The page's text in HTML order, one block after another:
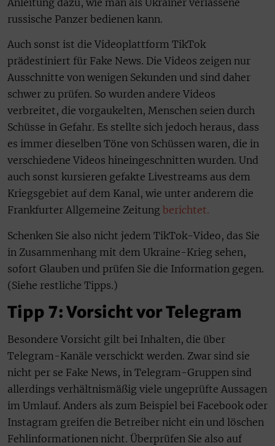
Anleitung dazu, wie man als Ukrainer verlassene
russische Panzer bedienen kann.
Auch sonst ist die Videoplattform TikTok
prädestiniert für Fake News. Die Videos zeigen nur
Ausschnitte von wenigen Sekunden und sind daher
schwer zu prüfen. So wurden andere Videos
verbreitet, die vorgaukelten, Menschen seien durch
Schüsse in Gefahr. Es stellte sich jedoch heraus, dass
es immer dieselben Töne von Schüssen waren, die in
verschiedene Videos hineingeschnitten wurden. Und
auch sonst kursieren gefakte Livestreams aus dem
Kriegsgebiet auf dem Kanal, wie unter anderem die
Frankfurter Allgemeine Zeitung berichtet.
Schenken Sie also nicht jedem TikTok-Video, das Sie
in Zusammenhang mit dem Ukraine-Krieg sehen,
sofort Glauben und prüfen Sie die Information gegen.
(Siehe restliche Tipps.)
Tipp 7: Vorsicht vor Telegram
Besondere Vorsicht gilt bei Inhalten, die über
Telegram-Kanäle verschickt werden. Zwar sind sie
nicht per se Fake News, in Telegram-Gruppen sind
allerdings verhältnismäßig viele ungeprüfte Aussagen
im Umlauf. Anders als zum Beispiel bei Facebook oder
Instagram greifen die Betreiber nicht ein und löschen
Fehlinformationen nicht. Überprüfen Sie also auf